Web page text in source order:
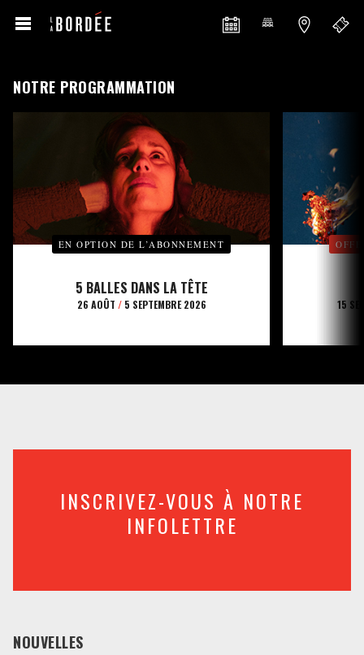
NOTRE PROGRAMMATION
EN OPTION DE L’ABONNEMENT
5 BALLES DANS LA TÊTE
26 AOÛT /5 SEPTEMBRE 2026 15
INSCRIVEZ-VOUS À NOTRE
INFOLETTRE
NOUVELLES